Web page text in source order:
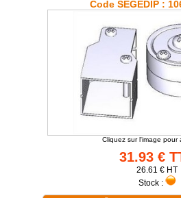
Code SEGEDIP :
Cliquez sur l'image pour
31.93 €
26.61 € HT
Stock :